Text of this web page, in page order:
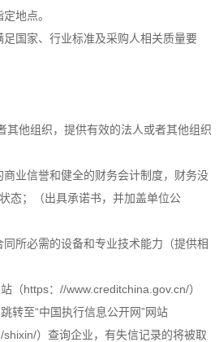
地点。
国家、行业标准及采购人相关质量要
其他组织，提供有效的法人或者其他组织
业信誉和健全的财务会计制度，财务没
态；（出具承诺书，并加盖单位公
所必需的设备和专业技术能力（提供相
（https：//www.creditchina.gov.cn/）
转至“中国执行信息公开网”网站
shixin/）查询企业，有失信记录的将被取